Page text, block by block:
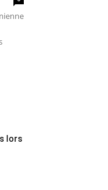
lors